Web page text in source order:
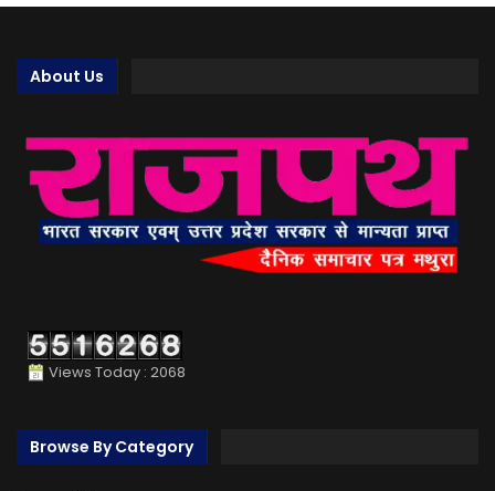
About Us
Views Today : 2068
Browse By Category